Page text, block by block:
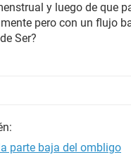
y luego de que
pero con un flujo
Ser?
parte baja del ombligo